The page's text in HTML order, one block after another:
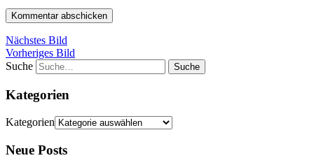
Nächstes Bild
Vorheriges Bild
Suche
Kategorien
Kategorien
Neue Posts